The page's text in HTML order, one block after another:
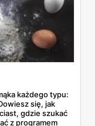
każdego typu:
się, jak
gdzie szukać
z programem